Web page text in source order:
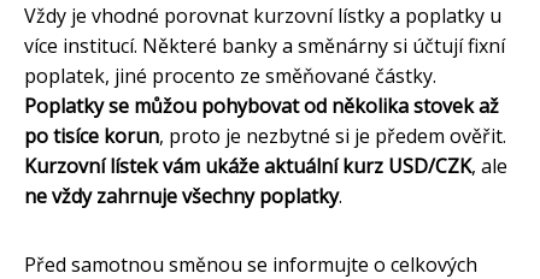
Vždy je vhodné porovnat kurzovní lístky a poplatky u
více institucí. Některé banky a směnárny si účtují fixní
poplatek, jiné procento ze směňované částky.
Poplatky se můžou pohybovat od několika stovek až
po tisíce korun, proto je nezbytné si je předem ověřit.
Kurzovní lístek vám ukáže aktuální kurz USD/CZK, ale
ne vždy zahrnuje všechny poplatky.
Před samotnou směnou se informujte o celkových